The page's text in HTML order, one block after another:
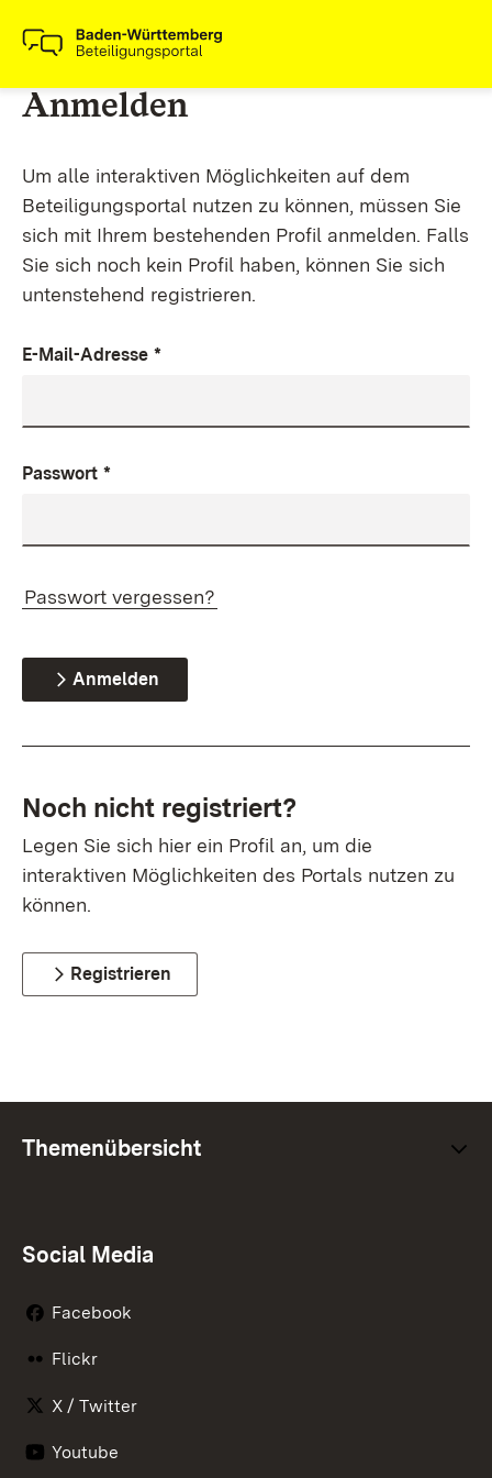
Anmelden
Um alle interaktiven Möglichkeiten auf dem
Beteiligungsportal nutzen zu können, müssen Sie
sich mit Ihrem bestehenden Profil anmelden. Falls
Sie sich noch kein Profil haben, können Sie sich
untenstehend registrieren.
E-Mail-Adresse *
Passwort *
Passwort vergessen?
Anmelden
Noch nicht registriert?
Legen Sie sich hier ein Profil an, um die
interaktiven Möglichkeiten des Portals nutzen zu
können.
Registrieren
Themenübersicht
Social Media
Facebook
Flickr
X / Twitter
Youtube